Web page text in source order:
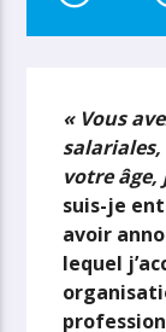
« Vous
votre âge,
suis-je
avoir
lequel